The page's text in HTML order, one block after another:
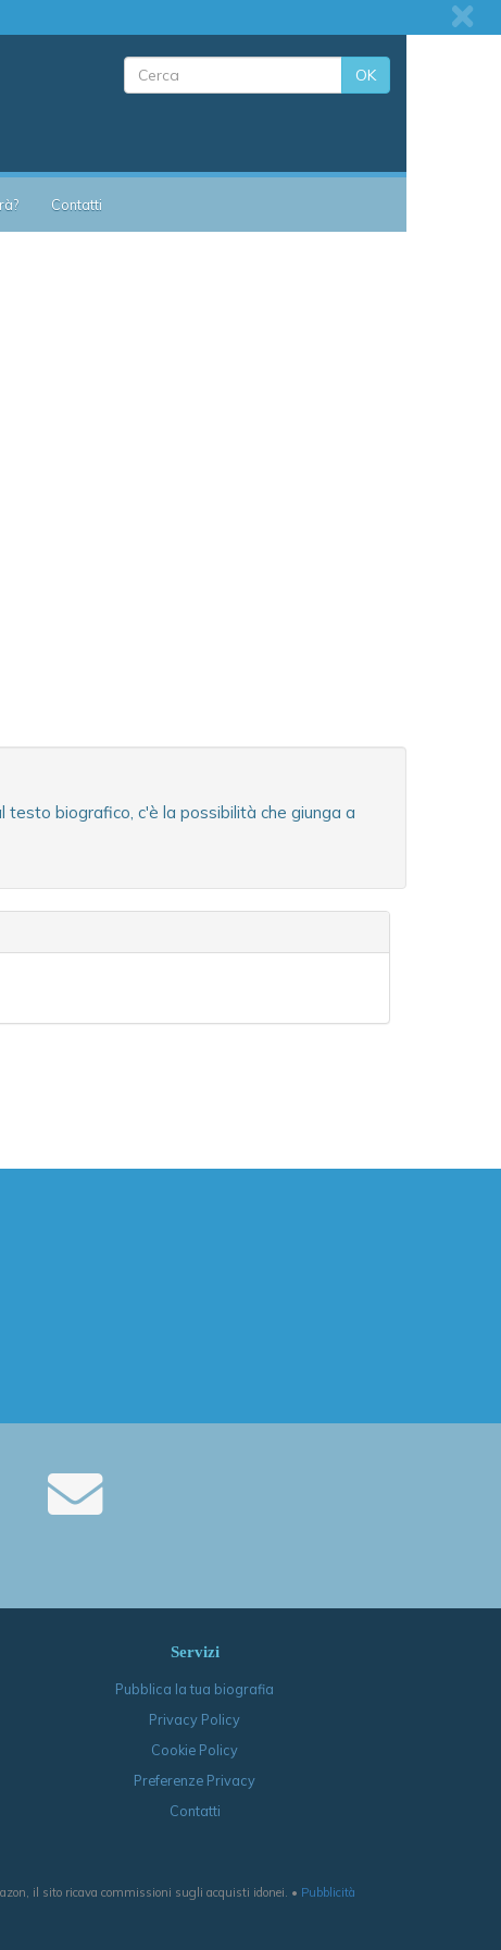
OK
Contatti
biografico, c'è la possibilità che giunga a
Servizi
Pubblica la tua biografia
Privacy Policy
Cookie Policy
Preferenze Privacy
Contatti
il sito ricava commissioni sugli acquisti idonei. • Pubblicità